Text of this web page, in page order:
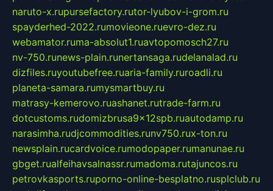
naruto-x.rupursefactory.rutor-lyubov-i-grom.ru
spayderhed-2022.rumovieone.ruevro-dez.ru
webamator.ruma-absolut1.ruavtopomosch27.ru
nv-750.runews-plain.runertansaga.rudelanalad.ru
dizfiles.ruyoutubefree.ruaria-family.ruroadli.ru
planeta-samara.rumysmartbuy.ru
matrasy-kemerovo.ruashanet.rutrade-farm.ru
dotcustoms.rudomizbrusa9x12spb.ruautodamp.ru
narasimha.rudjcommodities.runv750.rux-ton.ru
newsplain.rucardvoice.rumodopaper.rumanunae.ru
gbget.rualfeihavsalnassr.rumadoma.rutajuncos.ru
petrovkasports.ruporno-online-besplatno.rusplclub.ru